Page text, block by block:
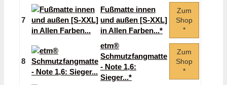
7
Fußmatte innen
und außen [S-XXL]
in Allen Farben...*
Zum
Shop
*
8
etm®
Schmutzfangmatte
- Note 1,6:
Sieger...*
Zum
Shop
*